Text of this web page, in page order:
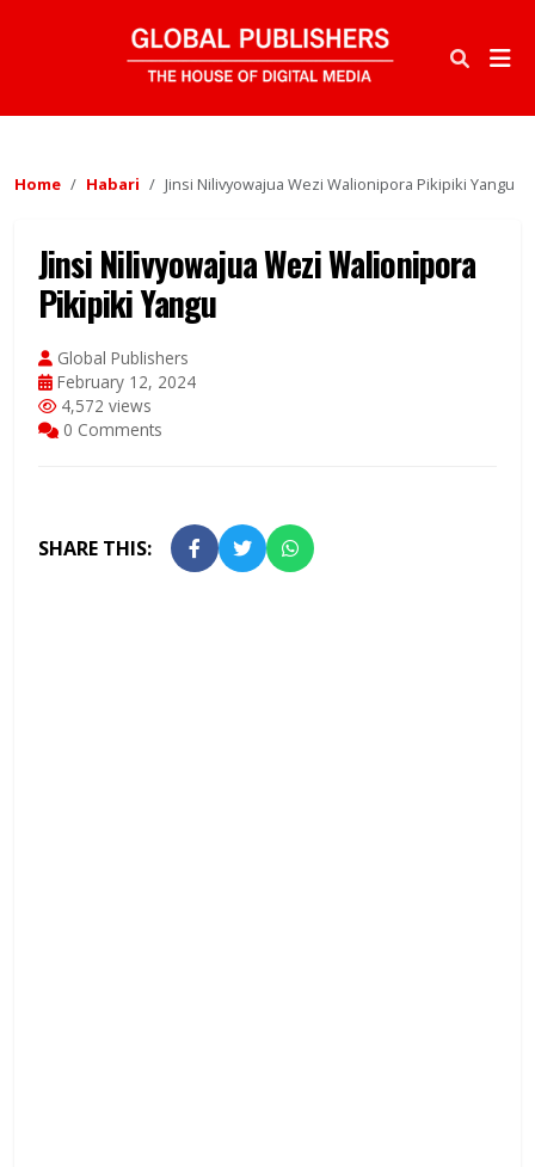
Home Habari Jinsi Nilivyowajua Wezi Walionipora Pikipiki Yangu
Jinsi Nilivyowajua Wezi Walionipora
Pikipiki Yangu
Global Publishers
February 12, 2024
4,572 views
0 Comments
SHARE THIS: